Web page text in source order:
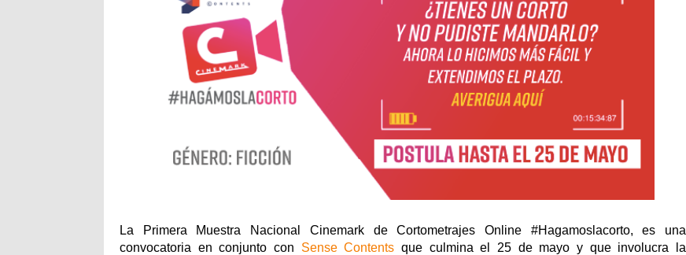
La Primera Muestra Nacional Cinemark de Cortometrajes Online #Hagamoslacorto, es una
convocatoria en conjunto con Sense Contents que culmina el 25 de mayo y que involucra la